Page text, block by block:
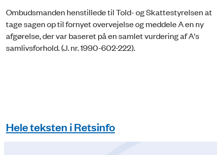
Ombudsmanden henstillede til Told- og Skattestyrelsen at
tage sagen op til fornyet overvejelse og meddele A en ny
afgørelse, der var baseret på en samlet vurdering af A's
samlivsforhold. (J. nr. 1990-602-222).
Hele teksten i Retsinfo